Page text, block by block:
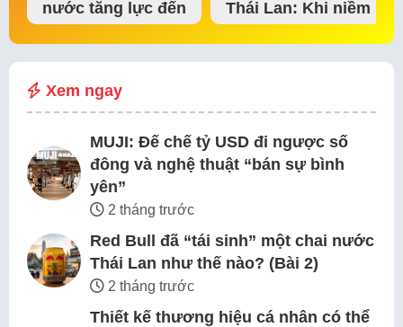
nước tăng lực đến
đế chế thể…
Thái Lan: Khi niềm
tin thị trường bắt…
Xem ngay
MUJI: Đế chế tỷ USD đi ngược số
đông và nghệ thuật “bán sự bình
yên”
2 tháng trước
Red Bull đã “tái sinh” một chai nước
Thái Lan như thế nào? (Bài 2)
2 tháng trước
Thiết kế thương hiệu cá nhân có thể